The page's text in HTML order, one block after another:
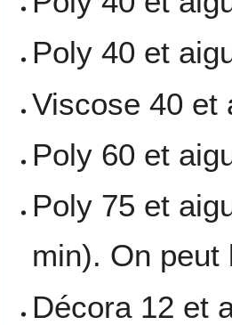
Poly 40 et
Viscose 40 et
Poly 60 et
Poly 75 et
min). On peut
Décora 12 et